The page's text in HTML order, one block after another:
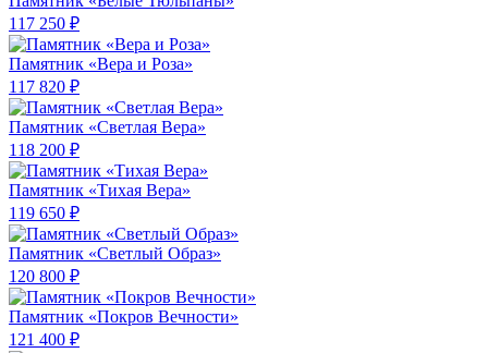
117 250 ₽
Памятник «Вера и Роза»
117 820 ₽
Памятник «Светлая Вера»
118 200 ₽
Памятник «Тихая Вера»
119 650 ₽
Памятник «Светлый Образ»
120 800 ₽
Памятник «Покров Вечности»
121 400 ₽